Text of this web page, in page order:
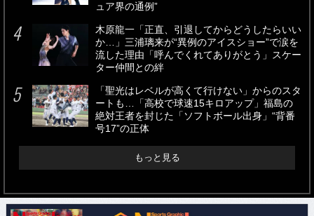
ュア界の通例”
木原龍一「正直、引退してからどうしたらいい
か…」三浦璃来が“異例のアイスショー”で涙を
流した理由「呼んでくれてありがとう」スケー
ター仲間との絆
「聖光はレベルが高くて行けない」からのスタ
ートも…「高校で球速15キロアップ」福島の
絶対王者を封じた「ソフトボール出身」“背番
号17”の正体
もっと見る